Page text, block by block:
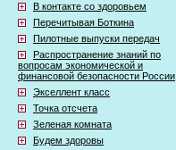
В контакте со здоровьем
Перечитывая Боткина
Пилотные выпуски передач
Распространение знаний по
вопросам экономической и
финансовой безопасности России
Экселлент класс
Точка отсчета
Зеленая комната
Будем здоровы